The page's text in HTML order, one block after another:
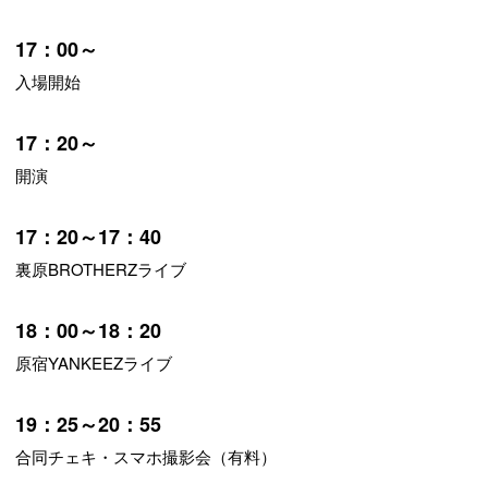
17：00～
入場開始
17：20～
開演
17：20～17：40
裏原BROTHERZライブ
18：00～18：20
原宿YANKEEZライブ
19：25～20：55
合同チェキ・スマホ撮影会（有料）